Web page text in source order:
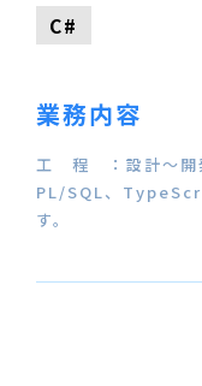
C#
業務内容
工 程 ：設計～開
PL/SQL、
す。